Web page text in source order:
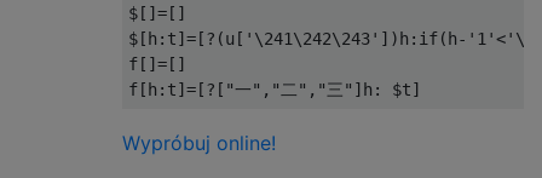
$[]=[]
$[h:t]=[?(u['\241\242\243'])h:if(h-
f[]=[]
Wypróbuj online!